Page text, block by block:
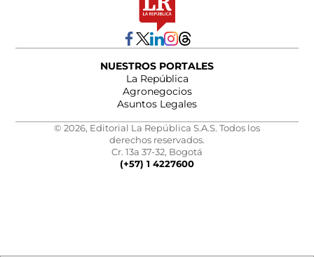
NUESTROS PORTALES
La República
Agronegocios
Asuntos Legales
© 2026, Editorial La República S.A.S. Todos los
derechos reservados.
Cr. 13a 37-32, Bogotá
(+57) 1 4227600